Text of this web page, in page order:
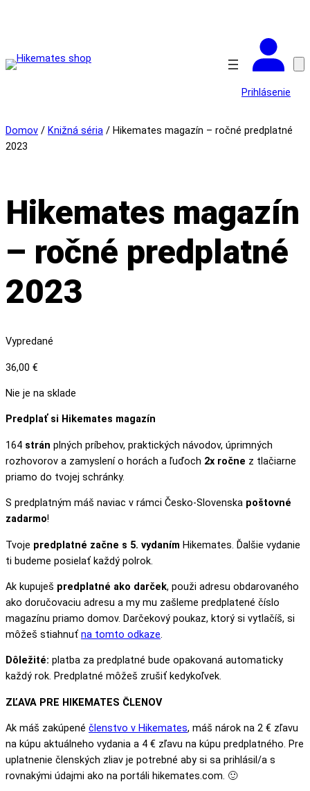
Prihlásenie
Domov / Knižná séria / Hikemates magazín – ročné predplatné
2023
Hikemates magazín
– ročné predplatné
2023
Vypredané
36,00 €
Nie je na sklade
Predplať si Hikemates magazín
164 strán plných príbehov, praktických návodov, úprimných
rozhovorov a zamyslení o horách a ľuďoch 2x ročne z tlačiarne
priamo do tvojej schránky.
S predplatným máš naviac v rámci Česko-Slovenska poštovné
zadarmo!
Tvoje predplatné začne s 5. vydaním Hikemates. Ďalšie vydanie
ti budeme posielať každý polrok.
Ak kupuješ predplatné ako darček, použi adresu obdarovaného
ako doručovaciu adresu a my mu zašleme predplatené číslo
magazínu priamo domov. Darčekový poukaz, ktorý si vytlačíš, si
môžeš stiahnuť na tomto odkaze.
Dôležité: platba za predplatné bude opakovaná automaticky
každý rok. Predplatné môžeš zrušiť kedykoľvek.
ZĽAVA PRE HIKEMATES ČLENOV
Ak máš zakúpené členstvo v Hikemates, máš nárok na 2 € zľavu
na kúpu aktuálneho vydania a 4 € zľavu na kúpu predplatného. Pre
uplatnenie členských zliav je potrebné aby si sa prihlásil/a s
rovnakými údajmi ako na portáli hikemates.com. 🙂